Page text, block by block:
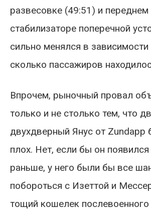
развесовке (49:51) и переднем
стабилизаторе поперечной
сильно менялся в зависимости
сколько пассажиров
Впрочем, рыночный провал
только и не столько тем, что
двухдверный Янус от
плох. Нет, если бы он появился
раньше, у него были бы все
побороться с Изеттой и
тощий кошелек